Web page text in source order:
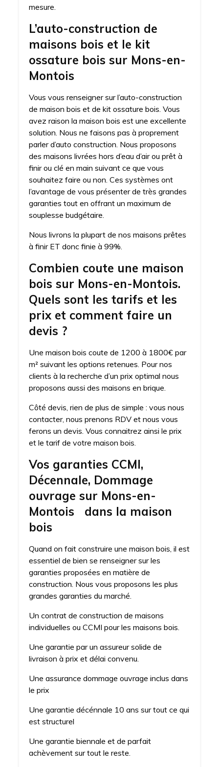
mesure.
L’auto-construction de
maisons bois et le kit
ossature bois sur Mons-en-
Montois
Vous vous renseigner sur l’auto-construction
de maison bois et de kit ossature bois. Vous
avez raison la maison bois est une excellente
solution. Nous ne faisons pas à proprement
parler d’auto construction. Nous proposons
des maisons livrées hors d’eau d’air ou prêt à
finir ou clé en main suivant ce que vous
souhaitez faire ou non. Ces systèmes ont
l’avantage de vous présenter de très grandes
garanties tout en offrant un maximum de
souplesse budgétaire.
Nous livrons la plupart de nos maisons prêtes
à finir ET donc finie à 99%.
Combien coute une maison
bois sur Mons-en-Montois.
Quels sont les tarifs et les
prix et comment faire un
devis ?
Une maison bois coute de 1200 à 1800€ par
m² suivant les options retenues. Pour nos
clients à la recherche d’un prix optimal nous
proposons aussi des maisons en brique.
Côté devis, rien de plus de simple : vous nous
contacter, nous prenons RDV et nous vous
ferons un devis. Vous connaitrez ainsi le prix
et le tarif de votre maison bois.
Vos garanties CCMI,
Décennale, Dommage
ouvrage sur Mons-en-
Montois dans la maison
bois
Quand on fait construire une maison bois, il est
essentiel de bien se renseigner sur les
garanties proposées en matière de
construction. Nous vous proposons les plus
grandes garanties du marché.
Un contrat de construction de maisons
individuelles ou CCMI pour les maisons bois.
Une garantie par un assureur solide de
livraison à prix et délai convenu.
Une assurance dommage ouvrage inclus dans
le prix
Une garantie décénnale 10 ans sur tout ce qui
est structurel
Une garantie biennale et de parfait
achèvement sur tout le reste.